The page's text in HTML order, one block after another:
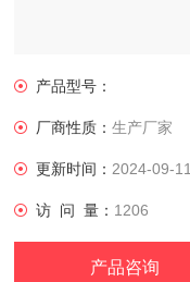
产品型号：
厂商性质：生产厂家
更新时间： 2024-09-11
访 问 量： 1206
产品咨询